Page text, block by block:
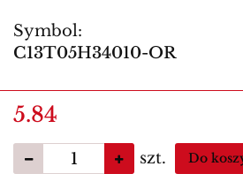
Symbol:
C13T05H34010-OR
5.84
szt. Do